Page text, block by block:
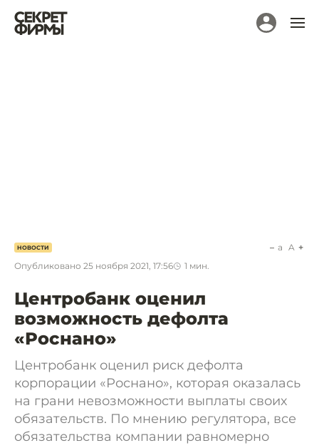
НОВОСТИ
Опубликовано 25 ноября 2021, 17:56 1 мин.
a A
Центробанк оценил
возможность дефолта
«Роснано»
Центробанк оценил риск дефолта
корпорации «Роснано», которая оказалась
на грани невозможности выплаты своих
обязательств. По мнению регулятора, все
обязательства компании равномерно